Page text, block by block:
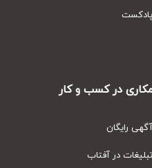
در کسب و کار
رایگان
در آفتاب